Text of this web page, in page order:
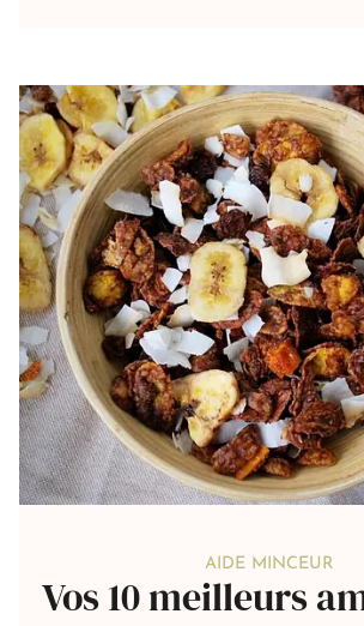
AIDE MINCEUR
Vos 10 meilleurs